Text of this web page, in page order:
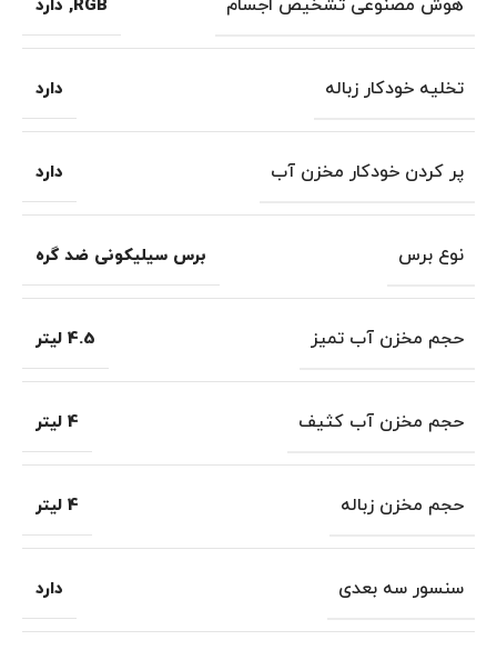
هوش مصنوعی تشخیص اجسام RGB
, دارد
تخلیه خودکار زباله دارد
پر کردن خودکار مخزن آب دارد
نوع برس برس سیلیکونی ضد گره
حجم مخزن آب تمیز 4.5 لیتر
حجم مخزن آب کثیف 4 لیتر
حجم مخزن زباله 4 لیتر
سنسور سه بعدی دارد